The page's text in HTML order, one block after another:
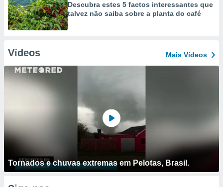
Descubra estes 5 factos interessantes que
talvez não saiba sobre a planta do café
Vídeos Mais Vídeos
Tornados e chuvas extremas em Pelotas, Brasil.